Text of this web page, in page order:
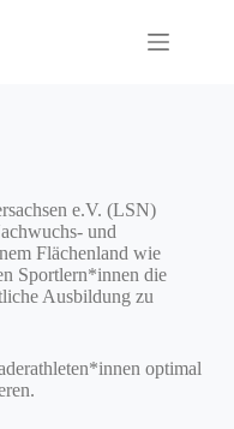
e.V. (LSN)
und
Flächenland wie
Sportlern*innen die
Ausbildung zu
optimal